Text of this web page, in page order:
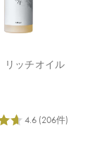
リッチオイル